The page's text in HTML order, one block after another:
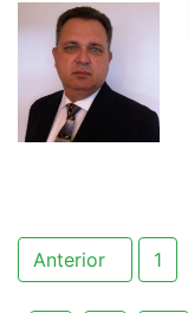
Anterior 1